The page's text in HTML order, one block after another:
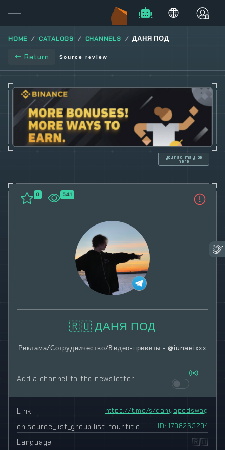
HOME CATALOGS CHANNELS ДАНЯ ПОД
Return Source review
0 541
🇷🇺 ДАНЯ ПОД
Реклама/Сотрудничество/Видео-приветы - @iunaeixxx
Add a channel to the newsletter
Link https://t.me/s/danyapodswag
en.source_list_group.list-four.title ID: 1708263294
Language 🇷🇺
your ad may be
here